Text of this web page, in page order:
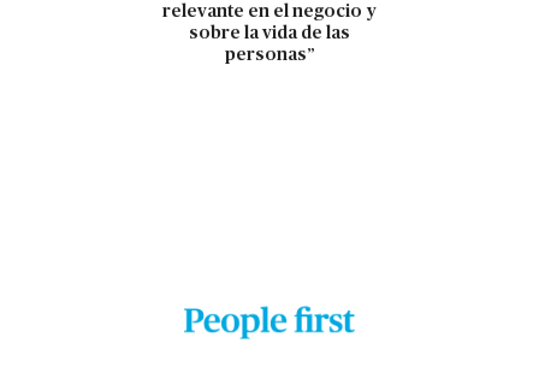
relevante en el negocio y
sobre la vida de las
personas”